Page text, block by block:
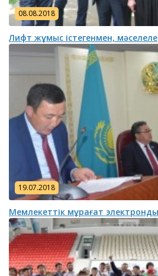
08.08.2018
Лифт жұмыс істегенмен,
19.07.2018
Мемлекеттік мұрағат